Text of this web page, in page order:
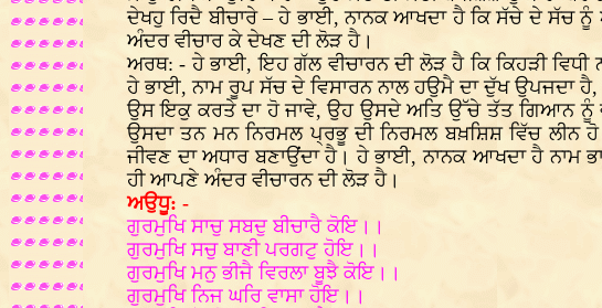
ਦੇਖਹੁ ਰਿਦੈ ਬੀਚਾਰੇ – ਹੇ ਭਾਈ, ਨਾਨਕ ਆਖਦਾ ਹੈ ਕਿ ਸੱਚੇ ਦੇ
ਅੰਦਰ ਵੀਚਾਰ ਕੇ ਦੇਖਣ ਦੀ ਲੋੜ ਹੈ।
ਅਰਥ: - ਹੇ ਭਾਈ, ਇਹ ਗੱਲ ਵੀਚਾਰਨ ਦੀ ਲੋੜ ਹੈ ਕਿ ਕਿਹੜੀ
ਹੇ ਭਾਈ, ਨਾਮ ਰੂਪ ਸੱਚ ਦੇ ਵਿਸਾਰਨ ਨਾਲ ਹਉਮੈ ਦਾ ਦੁੱਖ ਉਪਜਦਾ
ਉਸ ਇਕੁ ਕਰਤੇ ਦਾ ਹੋ ਜਾਵੇ, ਉਹ ਉਸਦੇ ਅਤਿ ਉੱਚੇ ਤੱਤ ਗਿਆਨ ਨੂੰ
ਉਸਦਾ ਤਨ ਮਨ ਨਿਰਮਲ ਪ੍ਰਭੂ ਦੀ ਨਿਰਮਲ ਬਖ਼ਸ਼ਿਸ਼ ਵਿੱਚ ਲੀਨ
ਜੀਵਣ ਦਾ ਅਧਾਰ ਬਣਾਉਂਦਾ ਹੈ। ਹੇ ਭਾਈ, ਨਾਨਕ ਆਖਦਾ ਹੈ
ਹੀ ਆਪਣੇ ਅੰਦਰ ਵੀਚਾਰਨ ਦੀ ਲੋੜ ਹੈ।
ਅਉਧੂ: -
ਗੁਰਮੁਖਿ ਸਾਚੁ ਸਬਦੁ ਬੀਚਾਰੈ ਕੋਇ।।
ਗੁਰਮੁਖਿ ਸਚੁ ਬਾਣੀ ਪਰਗਟੁ ਹੋਇ।।
ਗੁਰਮੁਖਿ ਮਨੁ ਭੀਜੈ ਵਿਰਲਾ ਬੂਝੈ ਕੋਇ।।
ਗੁਰਮੁਖਿ ਨਿਜ ਘਰਿ ਵਾਸਾ ਹੋਇ।।